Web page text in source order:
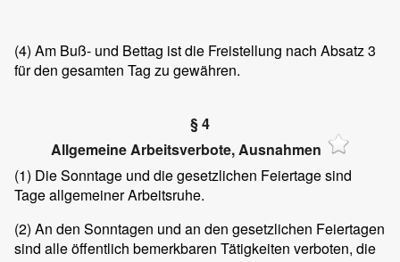
(4) Am Buß- und Bettag ist die Freistellung nach Absatz 3
für den gesamten Tag zu gewähren.
§ 4
Allgemeine Arbeitsverbote, Ausnahmen
(1) Die Sonntage und die gesetzlichen Feiertage sind
Tage allgemeiner Arbeitsruhe.
(2) An den Sonntagen und an den gesetzlichen Feiertagen
sind alle öffentlich bemerkbaren Tätigkeiten verboten, die